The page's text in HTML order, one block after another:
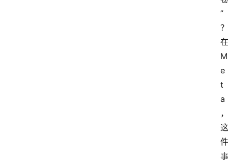
”
？
在
M
e
t
a
，
这
件
事